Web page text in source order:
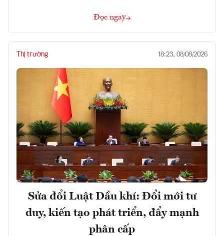
Đọc ngay
Thị trường 18:23, 08/08/2026
Sửa đổi Luật Dầu khí: Đổi mới tư
duy, kiến tạo phát triển, đẩy mạnh
phân cấp